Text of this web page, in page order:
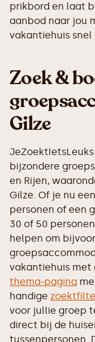
prikbord en laat
aanbod naar jou
vakantiehuis
Zoek &
Gilze
bijzondere
en Rijen,
Gilze. Of je nu
personen of een
30 of 50
helpen om
vakantiehuis met
thema-pagina
handige
voor jullie groep
direct bij de
tussenpersonen.